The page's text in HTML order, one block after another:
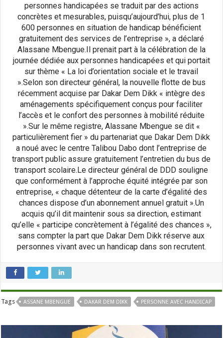
personnes handicapées se traduit par des actions
concrètes et mesurables, puisqu’aujourd’hui, plus de 1
600 personnes en situation de handicap bénéficient
gratuitement des services de l’entreprise », a déclaré
Alassane Mbengue.Il prenait part à la célébration de la
journée dédiée aux personnes handicapées et qui portait
sur thème « La loi d’orientation sociale et le travail
».Selon son directeur général, la nouvelle flotte de bus
récemment acquise par Dakar Dem Dikk « intègre des
aménagements spécifiquement conçus pour faciliter
l’accès et le confort des personnes à mobilité réduite
».Sur le même registre, Alassane Mbengue se dit «
particulièrement fier » du partenariat que Dakar Dem Dikk
a noué avec le centre Talibou Dabo dont l’entreprise de
transport public assure gratuitement l’entretien du bus de
transport scolaire.Le directeur général de DDD souligne
que conformément à l’approche équité intégrée par son
entreprise, « chaque détenteur de la carte d’égalité des
chances dispose d’un abonnement annuel gratuit ».Un
acquis qu’il dit maintenir sous sa direction, estimant
qu’elle « participe concrètement à l’égalité des chances »,
sans compter la part que Dakar Dem Dikk réserve aux
personnes vivant avec un handicap dans son recrutent.
Tags ASSANE MBENGUE DAKAR DEM DIKK PERSONNE AVEC HANDICAP